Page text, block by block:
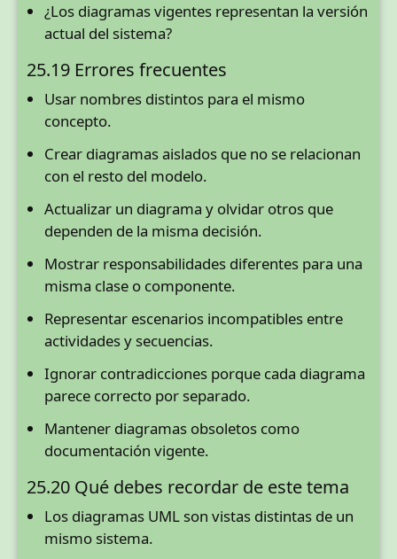
¿Los diagramas vigentes representan la versión
actual del sistema?
25.19 Errores frecuentes
Usar nombres distintos para el mismo
concepto.
Crear diagramas aislados que no se relacionan
con el resto del modelo.
Actualizar un diagrama y olvidar otros que
dependen de la misma decisión.
Mostrar responsabilidades diferentes para una
misma clase o componente.
Representar escenarios incompatibles entre
actividades y secuencias.
Ignorar contradicciones porque cada diagrama
parece correcto por separado.
Mantener diagramas obsoletos como
documentación vigente.
25.20 Qué debes recordar de este tema
Los diagramas UML son vistas distintas de un
mismo sistema.